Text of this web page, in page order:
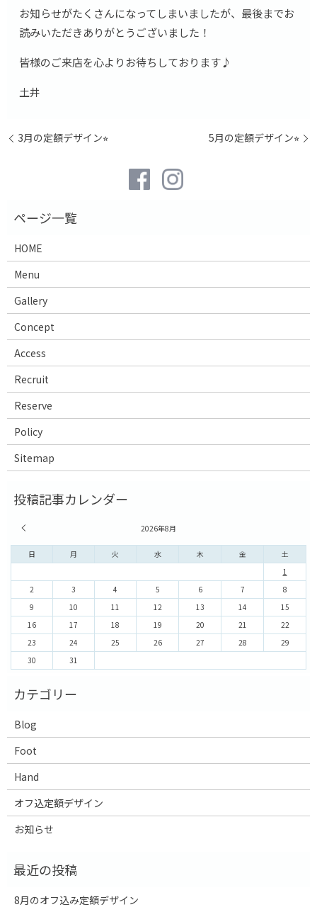
お知らせがたくさんになってしまいましたが、最後までお
読みいただきありがとうございました！
皆様のご来店を心よりお待ちしております♪
土井
3月の定額デザイン⭐︎ 5月の定額デザイン⭐︎
HOME
Menu
Gallery
Concept
Access
Recruit
Reserve
Policy
Sitemap
2026年8月
日 月 火 水 木 金 土
1
2
3 4 5 6 7
8
9
10 11 12 13 14
15
16
17 18 19 20 21
22
23
24 25 26 27 28
29
30
31
Blog
Foot
Hand
オフ込定額デザイン
お知らせ
8月のオフ込み定額デザイン